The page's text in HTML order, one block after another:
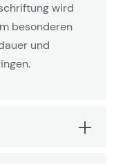
wird
besonderen
und